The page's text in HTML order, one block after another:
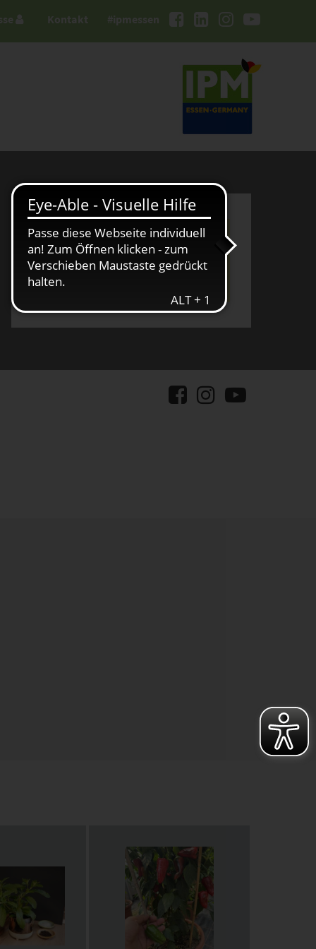
#ipmessen
Kontakt